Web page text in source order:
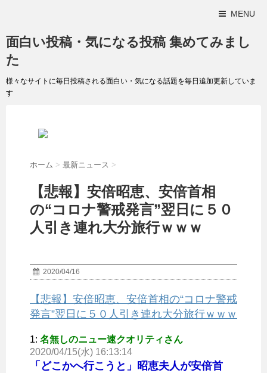
MENU
面白い投稿・気になる投稿 集めてみまし
た
様々なサイトに毎日投稿される面白い・気になる話題を毎日追加更新していま
す
ホーム > 最新ニュース >
【悲報】安倍昭恵、安倍首相
の“コロナ警戒発言”翌日に５０
人引き連れ大分旅行ｗｗｗ
2020/04/16
【悲報】安倍昭恵、安倍首相の“コロナ警戒
発言”翌日に５０人引き連れ大分旅行ｗｗｗ
1: 名無しのニュー速クオリティさん
2020/04/15(水) 16:13:14
「どこかへ行こうと」昭恵夫人が安倍首